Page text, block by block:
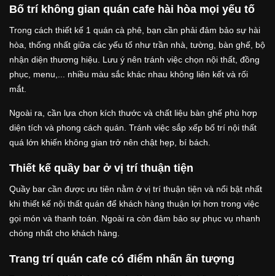
Bố trí không gian quán cafe hài hòa mọi yếu tố
Trong cách thiết kế 1 quán cà phê, bạn cần phải đảm bảo sự hài
hòa, thống nhất giữa các yếu tố như trần nhà, tường, bàn ghế, bộ
nhận diện thương hiệu. Lưu ý nên tránh việc chọn nội thất, đồng
phục, menu,... nhiều màu sắc khác nhau không liên kết và rối
mắt.
Ngoài ra, cần lựa chọn kích thước và chất liệu bàn ghế phù hợp
diện tích và phong cách quán. Tránh việc sắp xếp bố trí nội thất
quá lớn khiến không gian trở nên chật hẹp, bí bách.
Thiết kế quầy bar ở vị trí thuận tiện
Quầy bar cần được ưu tiên nằm ở vị trí thuận tiện và nổi bật nhất
khi thiết kế nội thất quán để khách hàng thuận lợi hơn trong việc
gọi món và thanh toán. Ngoài ra còn đảm bảo sự phục vụ nhanh
chóng nhất cho khách hàng.
Trang trí quán cafe có điểm nhấn ấn tượng